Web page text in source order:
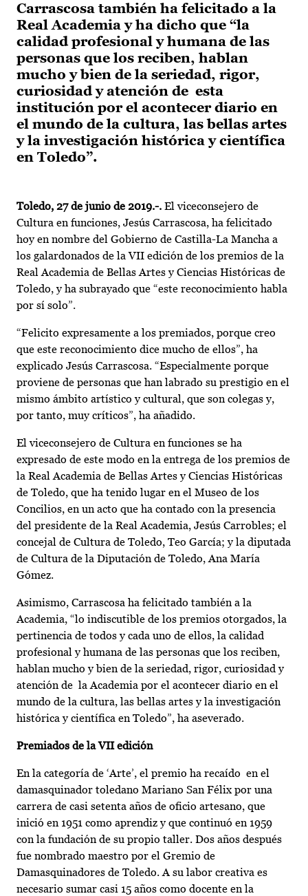
Carrascosa también ha felicitado a la
Real Academia y ha dicho que “la
calidad profesional y humana de las
personas que los reciben, hablan
mucho y bien de la seriedad, rigor,
curiosidad y atención de esta
institución por el acontecer diario en
el mundo de la cultura, las bellas artes
y la investigación histórica y científica
en Toledo”.
Toledo, 27 de junio de 2019.-. El viceconsejero de
Cultura en funciones, Jesús Carrascosa, ha felicitado
hoy en nombre del Gobierno de Castilla-La Mancha a
los galardonados de la VII edición de los premios de la
Real Academia de Bellas Artes y Ciencias Históricas de
Toledo, y ha subrayado que “este reconocimiento habla
por sí solo”.
“Felicito expresamente a los premiados, porque creo
que este reconocimiento dice mucho de ellos”, ha
explicado Jesús Carrascosa. “Especialmente porque
proviene de personas que han labrado su prestigio en el
mismo ámbito artístico y cultural, que son colegas y,
por tanto, muy críticos”, ha añadido.
El viceconsejero de Cultura en funciones se ha
expresado de este modo en la entrega de los premios de
la Real Academia de Bellas Artes y Ciencias Históricas
de Toledo, que ha tenido lugar en el Museo de los
Concilios, en un acto que ha contado con la presencia
del presidente de la Real Academia, Jesús Carrobles; el
concejal de Cultura de Toledo, Teo García; y la diputada
de Cultura de la Diputación de Toledo, Ana María
Gómez.
Asimismo, Carrascosa ha felicitado también a la
Academia, “lo indiscutible de los premios otorgados, la
pertinencia de todos y cada uno de ellos, la calidad
profesional y humana de las personas que los reciben,
hablan mucho y bien de la seriedad, rigor, curiosidad y
atención de la Academia por el acontecer diario en el
mundo de la cultura, las bellas artes y la investigación
histórica y científica en Toledo”, ha aseverado.
Premiados de la VII edición
En la categoría de ‘Arte’, el premio ha recaído en el
damasquinador toledano Mariano San Félix por una
carrera de casi setenta años de oficio artesano, que
inició en 1951 como aprendiz y que continuó en 1959
con la fundación de su propio taller. Dos años después
fue nombrado maestro por el Gremio de
Damasquinadores de Toledo. A su labor creativa es
necesario sumar casi 15 años como docente en la